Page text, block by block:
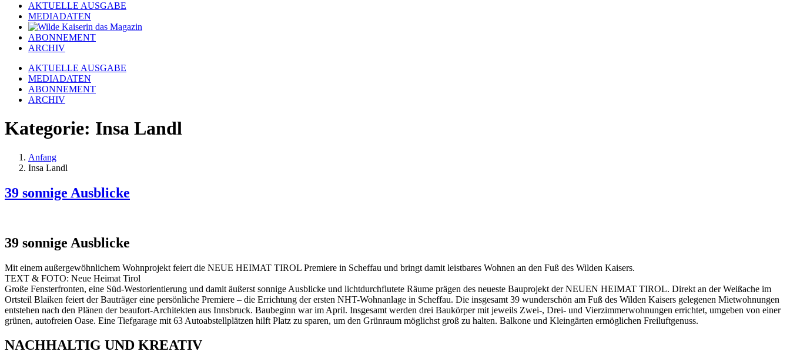
AKTUELLE AUSGABE
MEDIADATEN
ABONNEMENT
ARCHIV
AKTUELLE AUSGABE
MEDIADATEN
ABONNEMENT
ARCHIV
Kategorie: Insa Landl
Anfang
Insa Landl
39 sonnige Ausblicke
39 sonnige Ausblicke
Mit einem außergewöhnlichem Wohnprojekt feiert die NEUE HEIMAT TIROL Premiere in Scheffau und bringt damit leistbares Wohnen an den Fuß des Wilden Kaisers.
TEXT & FOTO: Neue Heimat Tirol
Große Fensterfronten, eine Süd-Westorientierung und damit äußerst sonnige Ausblicke und lichtdurchflutete Räume prägen des neueste Bauprojekt der NEUEN HEIMAT TIROL. Direkt an der Weißache im
Ortsteil Blaiken feiert der Bauträger eine persönliche Premiere – die Errichtung der ersten NHT-Wohnanlage in Scheffau. Die insgesamt 39 wunderschön am Fuß des Wilden Kaisers gelegenen Mietwohnungen
entstehen nach den Plänen der beaufort-Architekten aus Innsbruck. Baubeginn war im April. Insgesamt werden drei Baukörper mit jeweils Zwei-, Drei- und Vierzimmerwohnungen errichtet, umgeben von einer
grünen, autofreien Oase. Eine Tiefgarage mit 63 Autoabstellplätzen hilft Platz zu sparen, um den Grünraum möglichst groß zu halten. Balkone und Kleingärten ermöglichen Freiluftgenuss.
NACHHALTIG UND KREATIV